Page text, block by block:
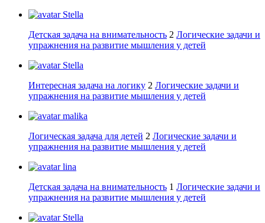
Stella
Детская задача на внимательность 2 Логические задачи и
упражнения на развитие мышления у детей
Stella
Интересная задача на логику 2 Логические задачи и
упражнения на развитие мышления у детей
malika
Логическая задача для детей 2 Логические задачи и
упражнения на развитие мышления у детей
lina
Детская задача на внимательность 1 Логические задачи и
упражнения на развитие мышления у детей
Stella